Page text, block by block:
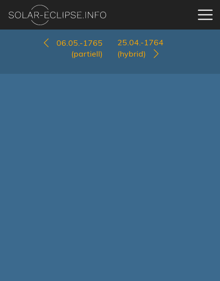
06.05.-1765
(partiell)
25.04.-1764
(hybrid)